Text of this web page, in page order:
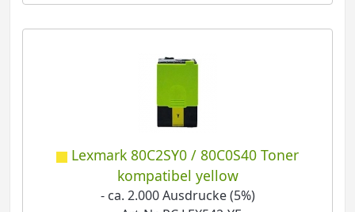
Lexmark 80C2SY0 / 80C0S40 Toner
kompatibel yellow
- ca. 2.000 Ausdrucke (5%)